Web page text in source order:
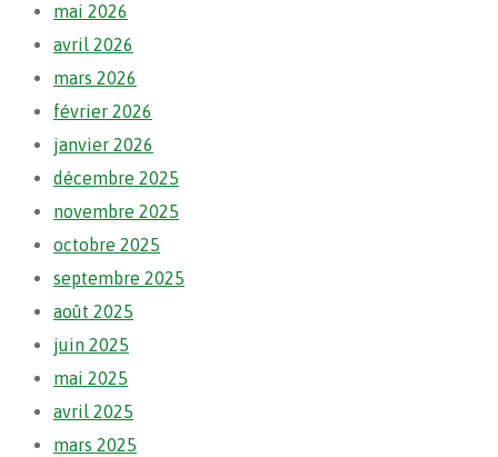
mai 2026
avril 2026
mars 2026
février 2026
janvier 2026
décembre 2025
novembre 2025
octobre 2025
septembre 2025
août 2025
juin 2025
mai 2025
avril 2025
mars 2025